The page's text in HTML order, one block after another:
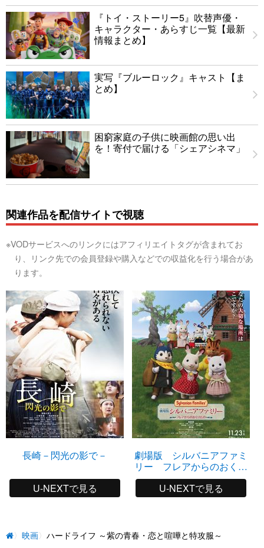
『トイ・ストーリー5』吹替声優・
キャラクター・あらすじ一覧【最新
情報まとめ】
実写『ブルーロック』キャスト【ま
とめ】
困窮家庭の子供に映画館の思い出
を！寄付で届ける「シェアシネマ」
関連作品を配信サイトで視聴
※VODサービスへのリンクにはアフィリエイトタグが含まれてお
り、リンク先での会員登録や購入などでの収益化を行う場合があ
ります。
長崎－閃光の影で－
U-NEXTで見る
劇場版 シルバニアファミ
リー フレアからのおくり
もの
U-NEXTで見る
映画 ハードライフ ～紫の青春・恋と喧嘩と特攻服～